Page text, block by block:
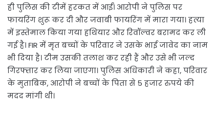
ही पुलिस की टीमें हरकत में आईं। आरोपी ने पुलिस पर
फायरिंग शुरू कर दी और जवाबी फायरिंग में मारा गया। हत्या
में इस्तेमाल किया गया हथियार और रिवॉल्वर बरामद कर ली
गई है। FIR में मृत बच्चों के परिवार ने उसके भाई जावेद का नाम
भी दिया है। टीम उसकी तलाश कर रही हैं और उसे भी जल्द
गिरफ्तार कर लिया जाएगा। पुलिस अधिकारी ने कहा, परिवार
के मुताबिक, आरोपी ने बच्चों के पिता से 5 हजार रुपये की
मदद मांगी थी।